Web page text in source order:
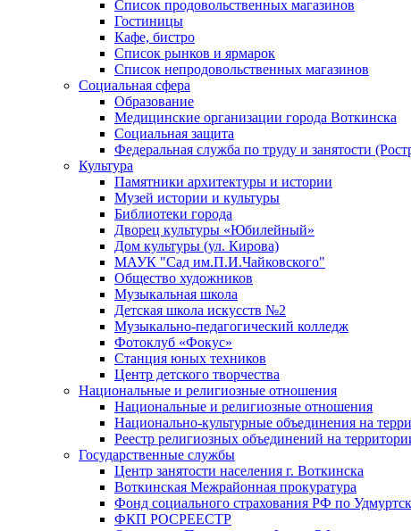
Список продовольственных магазинов
Гостиницы
Кафе, бистро
Cписок рынков и ярмарок
Список непродовольственных магазинов
Социальная сфера
Образование
Медицинские организации города Воткинска
Социальная защита
Федеральная служба по труду и занятости
Культура
Памятники архитектуры и истории
Музей истории и культуры
Библиотеки города
Дворец культуры «Юбилейный»
Дом культуры (ул. Кирова)
МАУК "Сад им.П.И.Чайковского"
Общество художников
Музыкальная школа
Детская школа искусств №2
Музыкально-педагогический колледж
Фотоклуб «Фокус»
Станция юных техников
Центр детского творчества
Национальные и религиозные отношения
Национальные и религиозные отношения
Национально-культурные объединения на
Реестр религиозных объединений на
Государственные службы
Центр занятости населения г. Воткинска
Воткинская Межрайонная прокуратура
Фонд социального страхования РФ по
ФКП РОСРЕЕСТР